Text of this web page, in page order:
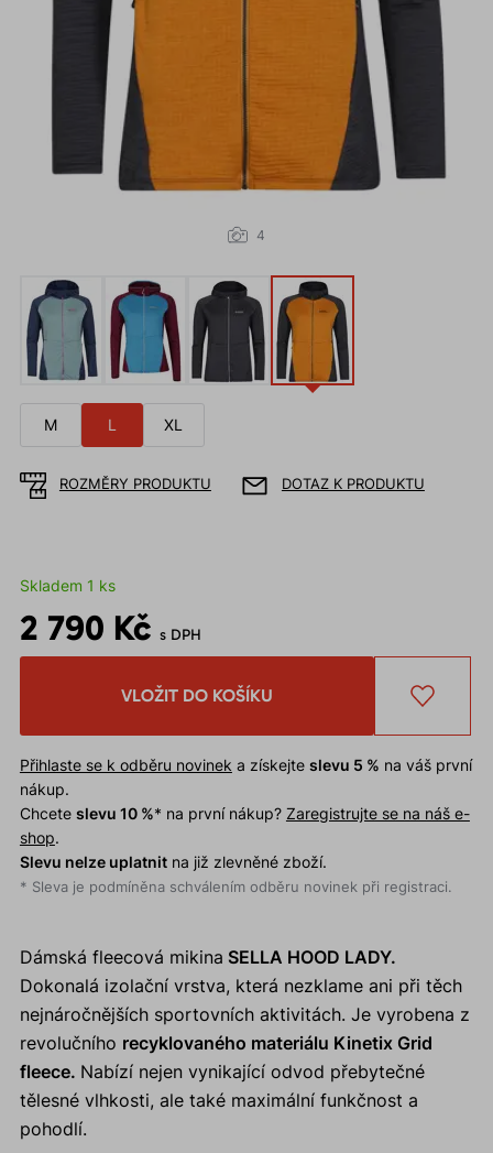
4
M L XL
ROZMĚRY PRODUKTU DOTAZ K PRODUKTU
Skladem 1 ks
2 790 Kč s DPH
VLOŽIT DO KOŠÍKU
Přihlaste se k odběru novinek a získejte slevu 5 % na váš první
nákup.
Chcete slevu 10 %* na první nákup? Zaregistrujte se na náš e-
shop.
Slevu nelze uplatnitna již zlevněné zboží.
* Sleva je podmíněna schválením odběru novinek při registraci.
Dámská fleecová mikina SELLA HOOD LADY.
Dokonalá izolační vrstva, která nezklame ani při těch
nejnáročnějších sportovních aktivitách. Je vyrobena z
revolučního recyklovaného materiálu Kinetix Grid
fleece. Nabízí nejen vynikající odvod přebytečné
tělesné vlhkosti, ale také maximální funkčnost a
pohodlí.